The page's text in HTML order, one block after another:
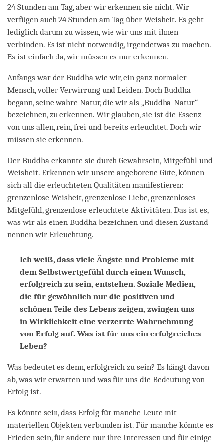
24 Stunden am Tag, aber wir erkennen sie nicht. Wir
verfügen auch 24 Stunden am Tag über Weisheit. Es geht
lediglich darum zu wissen, wie wir uns mit ihnen
verbinden. Es ist nicht notwendig, irgendetwas zu machen.
Es ist einfach da, wir müssen es nur erkennen.
Anfangs war der Buddha wie wir, ein ganz normaler
Mensch, voller Verwirrung und Leiden. Doch Buddha
begann, seine wahre Natur, die wir als „Buddha-Natur“
bezeichnen, zu erkennen. Wir glauben, sie ist die Essenz
von uns allen, rein, frei und bereits erleuchtet. Doch wir
müssen sie erkennen.
Der Buddha erkannte sie durch Gewahrsein, Mitgefühl und
Weisheit. Erkennen wir unsere angeborene Güte, können
sich all die erleuchteten Qualitäten manifestieren:
grenzenlose Weisheit, grenzenlose Liebe, grenzenloses
Mitgefühl, grenzenlose erleuchtete Aktivitäten. Das ist es,
was wir als einen Buddha bezeichnen und diesen Zustand
nennen wir Erleuchtung.
Ich weiß, dass viele Ängste und Probleme mit
dem Selbstwertgefühl durch einen Wunsch,
erfolgreich zu sein, entstehen. Soziale Medien,
die für gewöhnlich nur die positiven und
schönen Teile des Lebens zeigen, zwingen uns
in Wirklichkeit eine verzerrte Wahrnehmung
von Erfolg auf. Was ist für uns ein erfolgreiches
Leben?
Was bedeutet es denn, erfolgreich zu sein? Es hängt davon
ab, was wir erwarten und was für uns die Bedeutung von
Erfolg ist.
Es könnte sein, dass Erfolg für manche Leute mit
materiellen Objekten verbunden ist. Für manche könnte es
Frieden sein, für andere nur ihre Interessen und für einige